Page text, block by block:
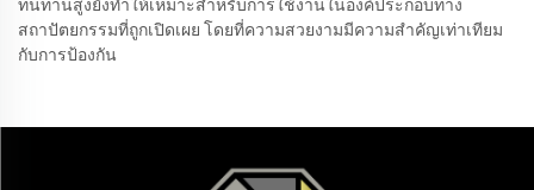
ทนทานสูงยังทำให้เหมาะสำหรับการใช้งานในองค์ประกอบทาง
สถาปัตยกรรมที่ถูกเปิดเผย โดยที่ความสวยงามมีความสำคัญเท่าเทียม
กับการป้องกัน